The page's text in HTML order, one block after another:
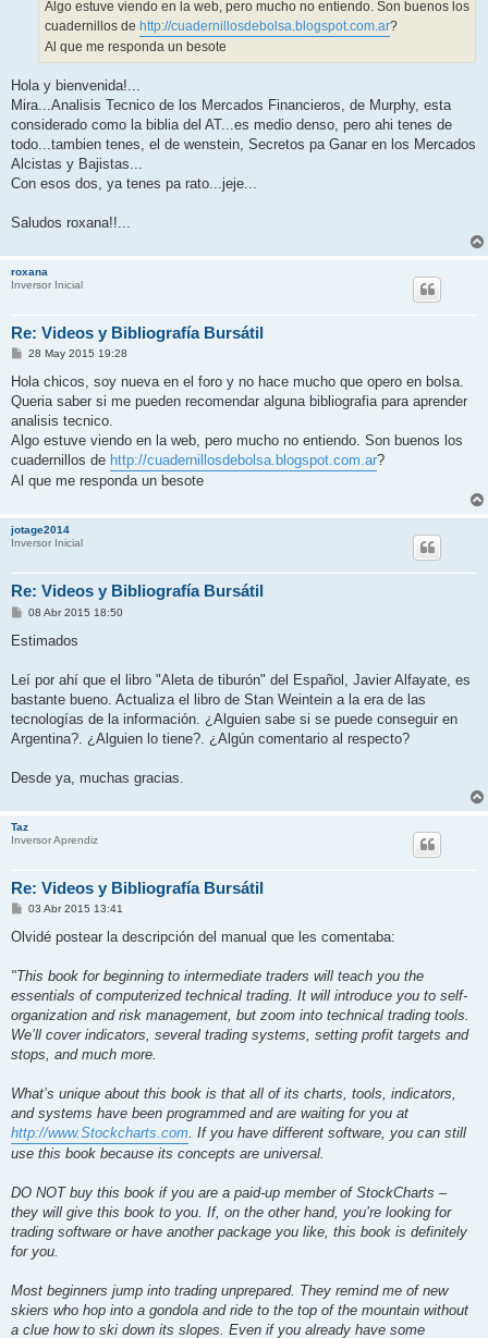
Algo estuve viendo en la web, pero mucho no entiendo. Son buenos los
cuadernillos de http://cuadernillosdebolsa.blogspot.com.ar?
Al que me responda un besote
Hola y bienvenida!...
Mira...Analisis Tecnico de los Mercados Financieros, de Murphy, esta
considerado como la biblia del AT...es medio denso, pero ahi tenes de
todo...tambien tenes, el de wenstein, Secretos pa Ganar en los Mercados
Alcistas y Bajistas...
Con esos dos, ya tenes pa rato...jeje...
Saludos roxana!!...
roxana
Inversor Inicial
Re: Videos y Bibliografía Bursátil
M
n
a
j
28 May 2015 19:28
Hola chicos, soy nueva en el foro y no hace mucho que opero en bolsa.
Queria saber si me pueden recomendar alguna bibliografia para aprender
analisis tecnico.
Algo estuve viendo en la web, pero mucho no entiendo. Son buenos los
cuadernillos de http://cuadernillosdebolsa.blogspot.com.ar?
Al que me responda un besote
jotage2014
Inversor Inicial
Re: Videos y Bibliografía Bursátil
M
n
j
08 Abr 2015 18:50
Estimados
Leí por ahí que el libro "Aleta de tiburón" del Español, Javier Alfayate, es
bastante bueno. Actualiza el libro de Stan Weintein a la era de las
tecnologías de la información. ¿Alguien sabe si se puede conseguir en
Argentina?. ¿Alguien lo tiene?. ¿Algún comentario al respecto?
Desde ya, muchas gracias.
Taz
Inversor Aprendiz
Re: Videos y Bibliografía Bursátil
M
n
j
03 Abr 2015 13:41
Olvidé postear la descripción del manual que les comentaba:
"This book for beginning to intermediate traders will teach you the
essentials of computerized technical trading. It will introduce you to self-
organization and risk management, but zoom into technical trading tools.
We’ll cover indicators, several trading systems, setting profit targets and
stops, and much more.
What’s unique about this book is that all of its charts, tools, indicators,
and systems have been programmed and are waiting for you at
http://www.Stockcharts.com. If you have different software, you can still
use this book because its concepts are universal.
DO NOT buy this book if you are a paid-up member of StockCharts –
they will give this book to you. If, on the other hand, you’re looking for
trading software or have another package you like, this book is definitely
for you.
Most beginners jump into trading unprepared. They remind me of new
skiers who hop into a gondola and ride to the top of the mountain without
a clue how to ski down its slopes. Even if you already have some